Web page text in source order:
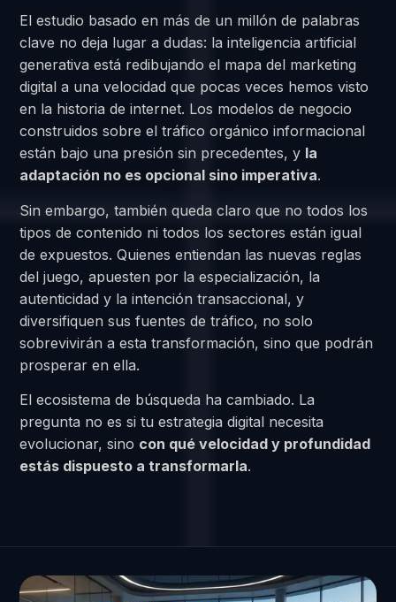
El estudio basado en más de un millón de palabras
clave no deja lugar a dudas: la inteligencia artificial
generativa está redibujando el mapa del marketing
digital a una velocidad que pocas veces hemos visto
en la historia de internet. Los modelos de negocio
construidos sobre el tráfico orgánico informacional
están bajo una presión sin precedentes, y la
adaptación no es opcional sino imperativa.
Sin embargo, también queda claro que no todos los
tipos de contenido ni todos los sectores están igual
de expuestos. Quienes entiendan las nuevas reglas
del juego, apuesten por la especialización, la
autenticidad y la intención transaccional, y
diversifiquen sus fuentes de tráfico, no solo
sobrevivirán a esta transformación, sino que podrán
prosperar en ella.
El ecosistema de búsqueda ha cambiado. La
pregunta no es si tu estrategia digital necesita
evolucionar, sino con qué velocidad y profundidad
estás dispuesto a transformarla.